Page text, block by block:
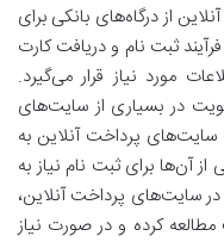
از درگاه‌های بانکی برای
ثبت نام و دریافت کارت
مورد نیاز قرار می‌گیرد.
در بسیاری از سایت‌های
پرداخت آنلاین به
برای ثبت نام نیاز به
در سایت‌های پرداخت آنلاین،
کرده و در صورت نیاز